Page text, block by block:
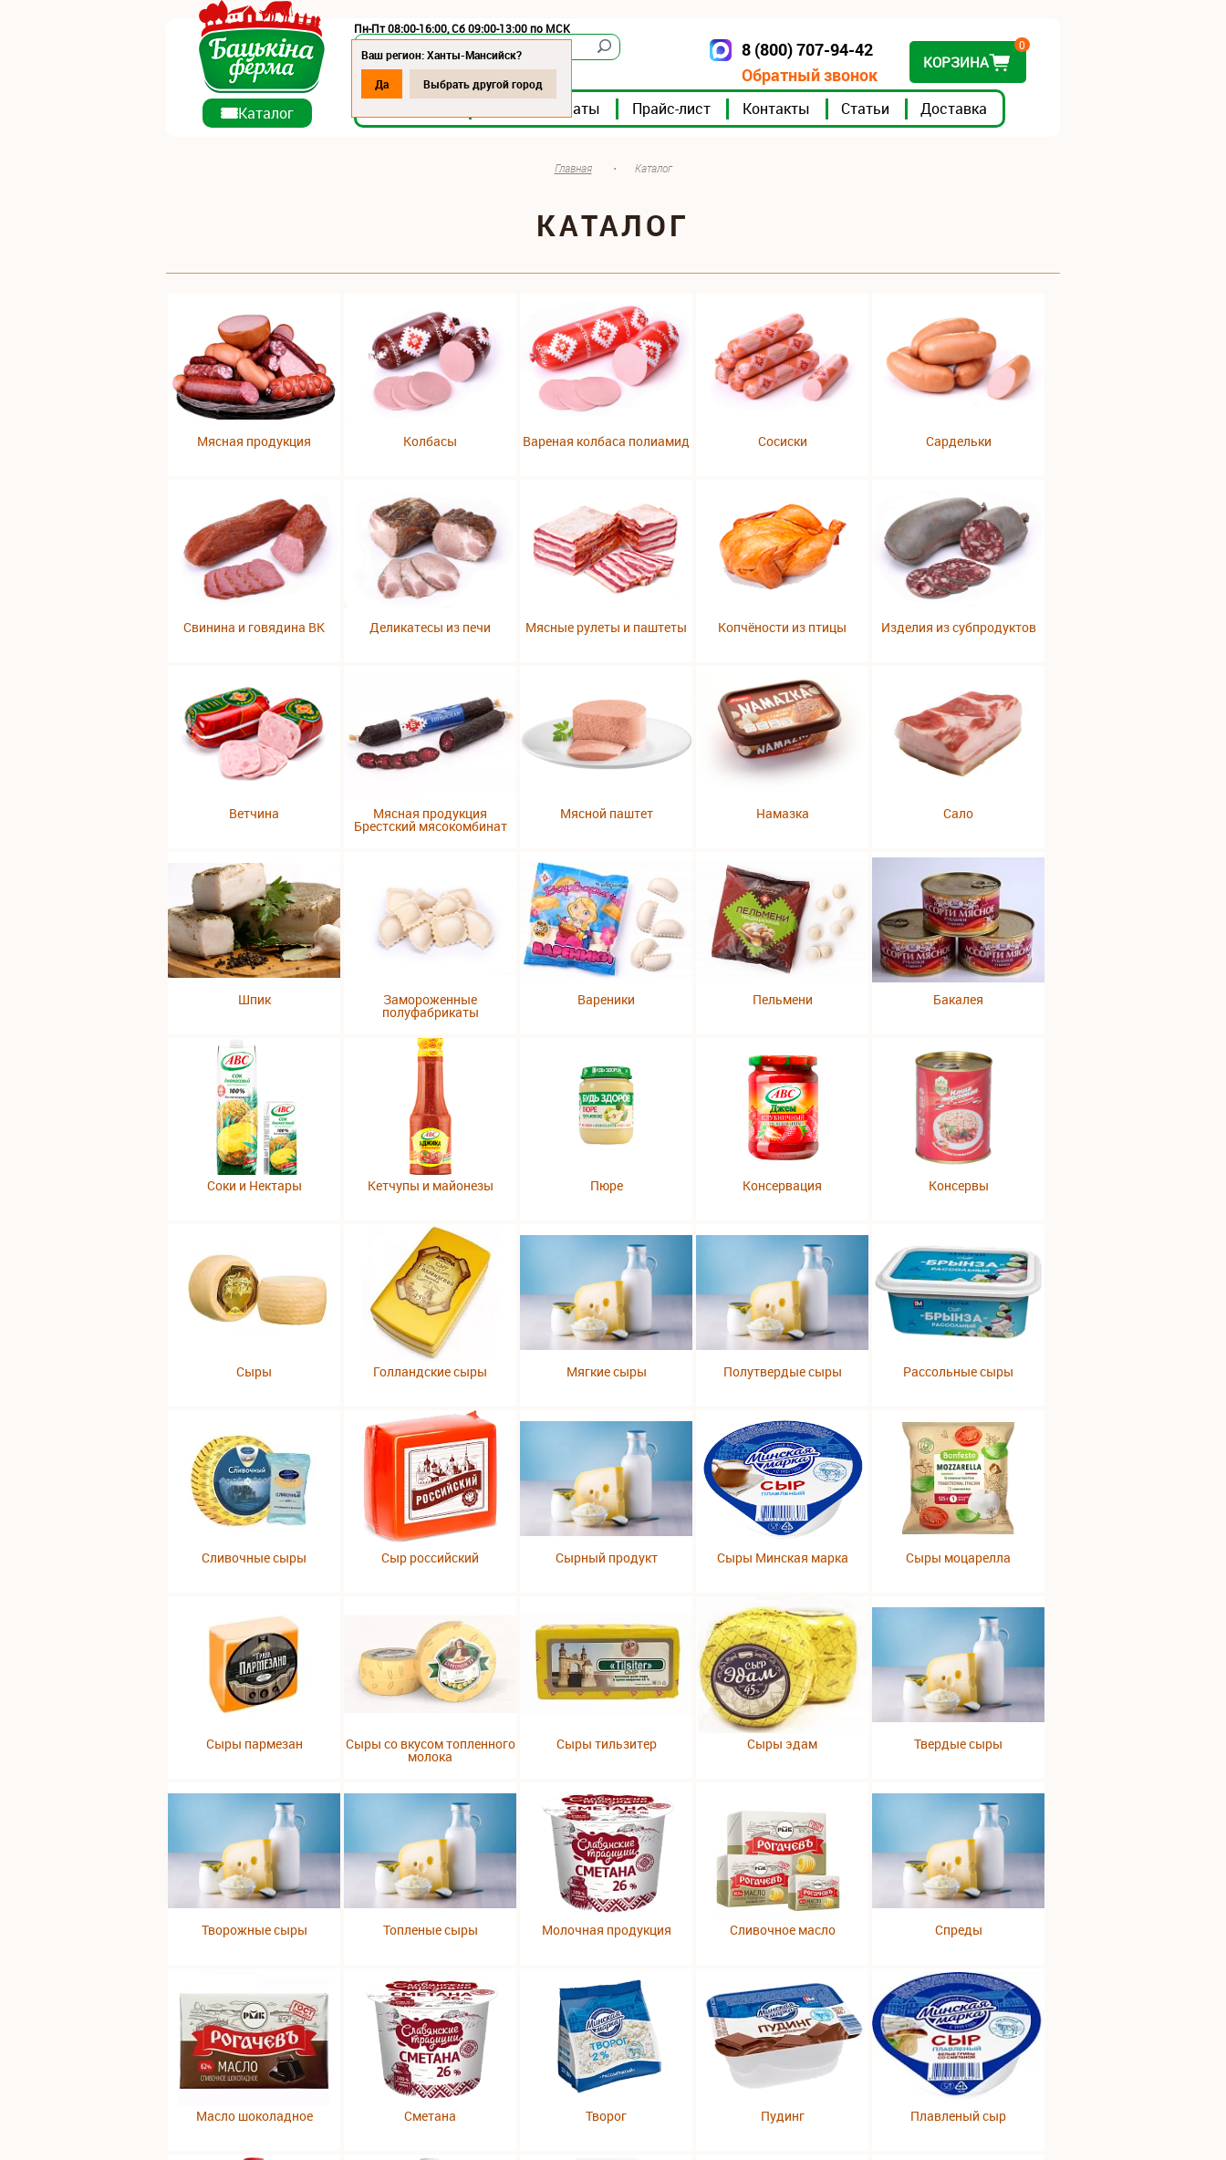
Пн-Пт 08:00-16:00, Сб 09:00-13:00 по МСК
Мясокомбинаты Прайс-лист Контакты Статьи Доставка
8 (800) 707-94-42
Обратный звонок
КОРЗИНА
0
Ваш регион: Ханты-Мансийск?
Да
Выбрать другой город
Каталог
Главная • Каталог
КАТАЛОГ
Мясная продукция Колбасы Вареная колбаса полиамид Сосиски Сардельки
Свинина и говядина ВК Деликатесы из печи Мясные рулеты и паштеты Копчёности из птицы Изделия из субпродуктов
Ветчина Мясная продукция
Брестский мясокомбинат
Мясной паштет Намазка Сало
Шпик Замороженные
полуфабрикаты
Вареники Пельмени Бакалея
Соки и Нектары Кетчупы и майонезы Пюре Консервация Консервы
Сыры Голландские сыры Мягкие сыры Полутвердые сыры Рассольные сыры
Сливочные сыры Сыр российский Сырный продукт Сыры Минская марка Сыры моцарелла
Сыры пармезан Сыры со вкусом топленного
молока
Сыры тильзитер Сыры эдам Твердые сыры
Творожные сыры Топленые сыры Молочная продукция Сливочное масло Спреды
Масло шоколадное Сметана Творог Пудинг Плавленый сыр